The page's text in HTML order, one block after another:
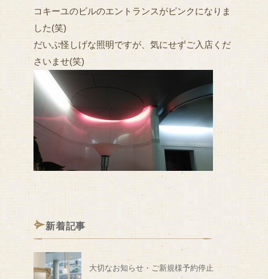
コキーユのビルのエントランスがピンクになりま
した(笑)
だいぶ怪しげな照明ですが、気にせずご入店くだ
さいませ(笑)
新着記事
大切なお知らせ・ご新規様予約停止